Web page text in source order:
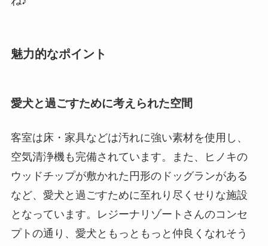
魅力的なポイント
愛犬と過ごすために考えられた空間
客室は床・家具などは汚れに強い素材を使用し、
空気清浄機も完備されています。また、ヒノキの
ウッドチップが敷かれた円形のドッグランがある
など、愛犬と過ごすために至れり尽くせりな施設
となっています。レジーナリゾートさんのコンセ
プトの通り、愛犬ともっともっと仲良くなれそう